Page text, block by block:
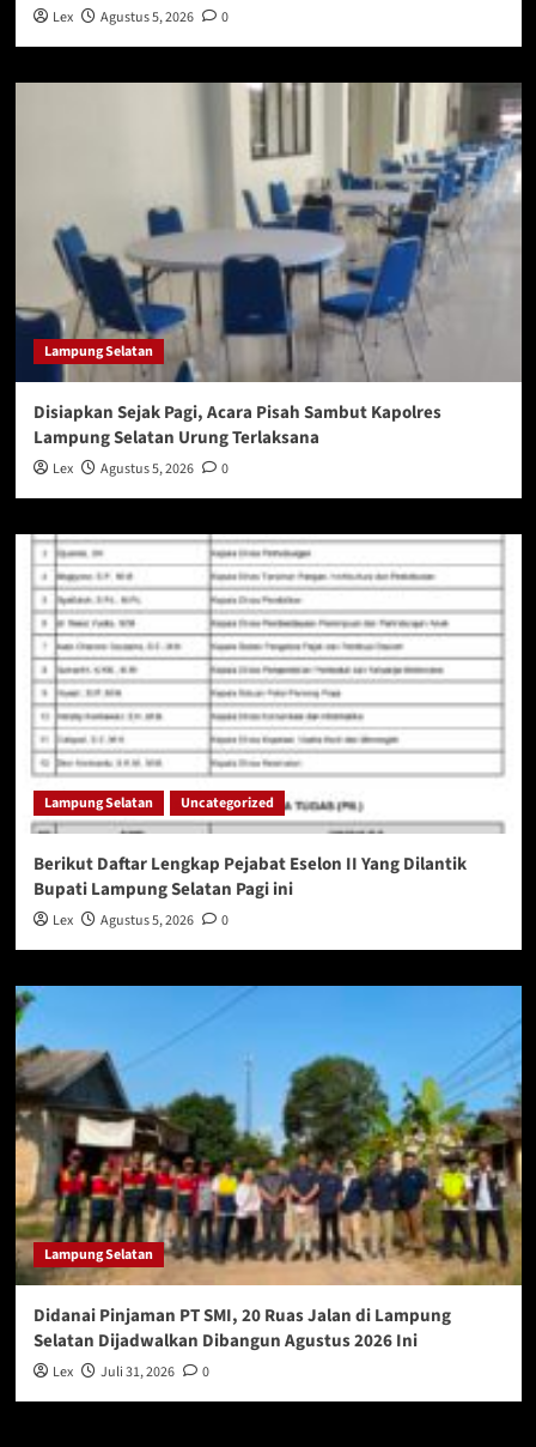
Lex Agustus 5, 2026 0
Lampung Selatan
Disiapkan Sejak Pagi, Acara Pisah Sambut Kapolres
Lampung Selatan Urung Terlaksana
Lex Agustus 5, 2026 0
Lampung Selatan Uncategorized
Berikut Daftar Lengkap Pejabat Eselon II Yang Dilantik
Bupati Lampung Selatan Pagi ini
Lex Agustus 5, 2026 0
Lampung Selatan
Didanai Pinjaman PT SMI, 20 Ruas Jalan di Lampung
Selatan Dijadwalkan Dibangun Agustus 2026 Ini
Lex Juli 31, 2026 0